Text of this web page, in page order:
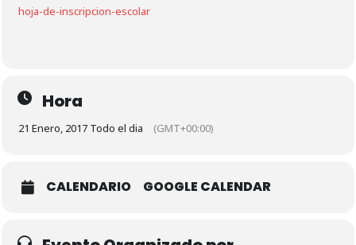
hoja-de-inscripcion-escolar
Hora
21 Enero, 2017 Todo el dia (GMT+00:00)
CALENDARIO GOOGLE CALENDAR